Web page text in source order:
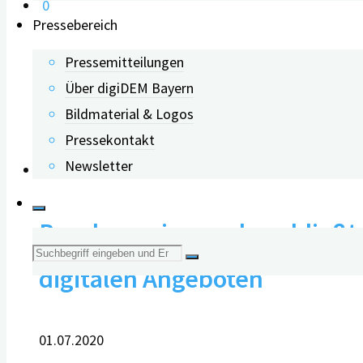
Pressebereich
Pressemitteilungen
Über digiDEM Bayern
Bildmaterial & Logos
Pressekontakt
Newsletter
Suche
nach:
0
Wie Virtual Reality (VR)
Bundesregierung
digitalen Angeboten
01.07.2020